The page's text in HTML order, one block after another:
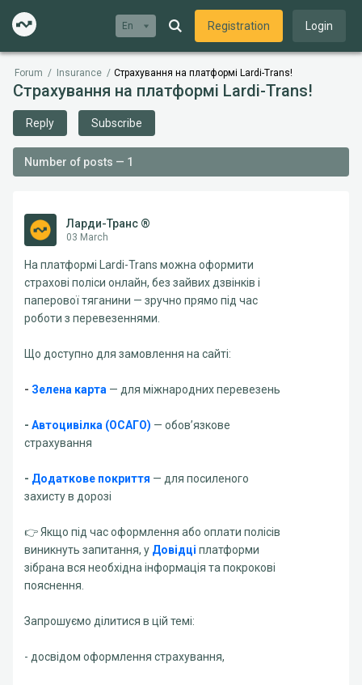
En Registration Login
Forum / Insurance / Страхування на платформі Lardi-Trans!
Страхування на платформі Lardi-Trans!
Reply Subscribe
Number of posts — 1
Ларди-Транс ®
03 March
На платформі Lardi-Trans можна оформити
страхові поліси онлайн, без зайвих дзвінків і
паперової тяганини — зручно прямо під час
роботи з перевезеннями.
Що доступно для замовлення на сайті:
- Зелена карта — для міжнародних перевезень
- Автоцивілка (ОСАГО) — обов’язкове
страхування
- Додаткове покриття — для посиленого
захисту в дорозі
👉 Якщо під час оформлення або оплати полісів
виникнуть запитання, у Довідці платформи
зібрана вся необхідна інформація та покрокові
пояснення.
Запрошуємо ділитися в цій темі:
- досвідом оформлення страхування,